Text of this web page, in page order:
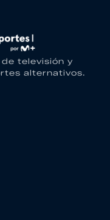
televisión y
alternativos.